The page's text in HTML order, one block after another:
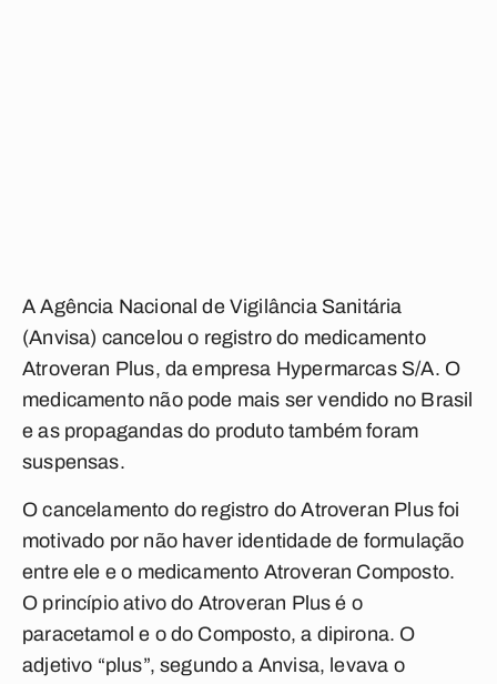
A Agência Nacional de Vigilância Sanitária
(Anvisa) cancelou o registro do medicamento
Atroveran Plus, da empresa Hypermarcas S/A. O
medicamento não pode mais ser vendido no Brasil
e as propagandas do produto também foram
suspensas.
O cancelamento do registro do Atroveran Plus foi
motivado por não haver identidade de formulação
entre ele e o medicamento Atroveran Composto.
O princípio ativo do Atroveran Plus é o
paracetamol e o do Composto, a dipirona. O
adjetivo “plus”, segundo a Anvisa, levava o